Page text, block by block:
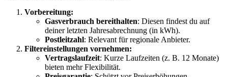
Vorbereitung:
Gasverbrauch bereithalten: Diesen findest du auf
deiner letzten Jahresabrechnung (in kWh).
Postleitzahl: Relevant für regionale Anbieter.
Filtereinstellungen vornehmen:
Vertragslaufzeit: Kurze Laufzeiten (z. B. 12 Monate)
bieten mehr Flexibilität.